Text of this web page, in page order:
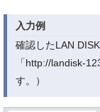
入力例
確認したLAN
「http://landisk-
す。）